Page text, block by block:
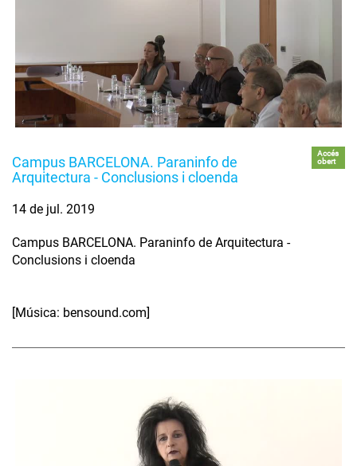
Campus BARCELONA. Paraninfo de
Arquitectura - Conclusions i cloenda
Accés
obert
14 de jul. 2019
Campus BARCELONA. Paraninfo de Arquitectura -
Conclusions i cloenda
[Música: bensound.com]